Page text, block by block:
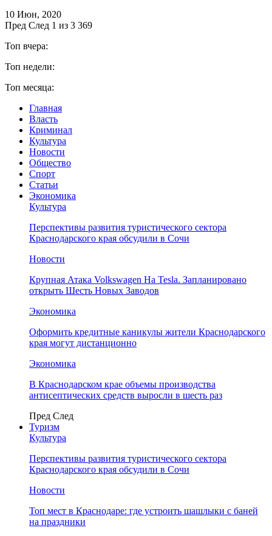
10 Июн, 2020
Пред След 1 из 3 369
Топ вчера:
Топ недели:
Топ месяца:
Главная
Власть
Криминал
Культура
Новости
Общество
Спорт
Статьи
Экономика
Культура
Перспективы развития туристического сектора
Краснодарского края обсудили в Сочи
Новости
Крупная Атака Volkswagen На Tesla. Запланировано
открыть Шесть Новых Заводов
Экономика
Оформить кредитные каникулы жители Краснодарского
края могут дистанционно
Экономика
В Краснодарском крае объемы производства
антисептических средств выросли в шесть раз
Пред След
Туризм
Культура
Перспективы развития туристического сектора
Краснодарского края обсудили в Сочи
Новости
Топ мест в Краснодаре: где устроить шашлыки с баней
на праздники